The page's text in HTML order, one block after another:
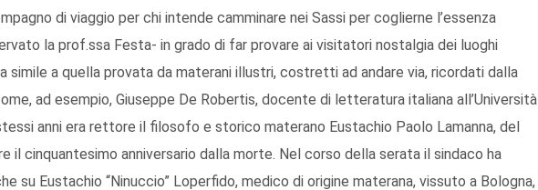
di viaggio per chi intende camminare nei Sassi per coglierne l’essenza
la prof.ssa Festa- in grado di far provare ai visitatori nostalgia dei luoghi
simile a quella provata da materani illustri, costretti ad andare via, ricordati dalla
ad esempio, Giuseppe De Robertis, docente di letteratura italiana all’Università
anni era rettore il filosofo e storico materano Eustachio Paolo Lamanna, del
il cinquantesimo anniversario dalla morte. Nel corso della serata il sindaco ha
su Eustachio “Ninuccio” Loperfido, medico di origine materana, vissuto a Bologna,